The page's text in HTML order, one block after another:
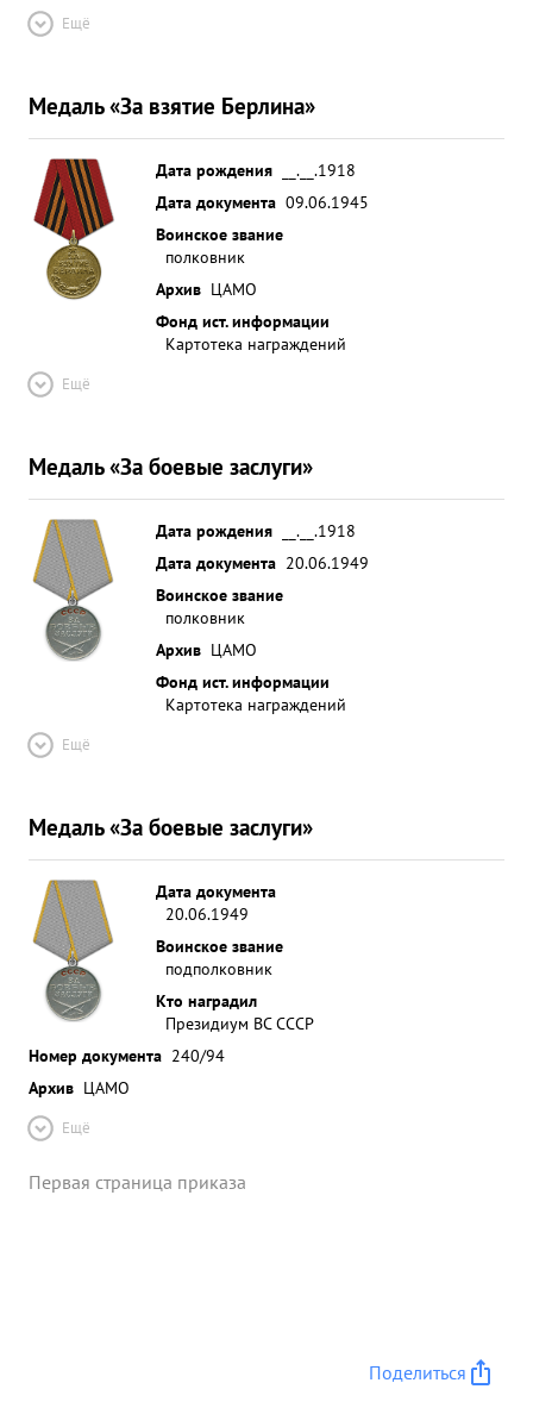
Ещё
Медаль «За взятие Берлина»
Дата рождения
__.__.1918
Дата документа 09.06.1945
Воинское звание
полковник
Архив ЦАМО
Фонд ист. информации
Картотека награждений
Ещё
Медаль «За боевые заслуги»
Дата рождения
__.__.1918
Дата документа 20.06.1949
Воинское звание
полковник
Архив ЦАМО
Фонд ист. информации
Картотека награждений
Ещё
Медаль «За боевые заслуги»
Дата документа
20.06.1949
Воинское звание
подполковник
Кто наградил
Президиум ВС СССР
Номер документа 240/94
Архив ЦАМО
Ещё
Первая страница приказа
Поделиться